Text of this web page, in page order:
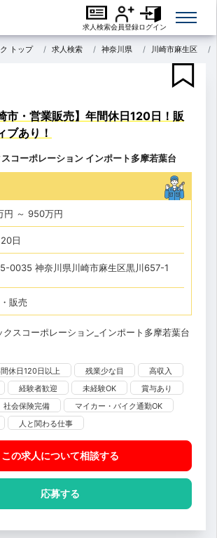
求人検索会員登録ログイン
トップ 求人検索 神奈川県 川崎市麻生区
市・営業販売】年間休日120日！販
ブあり！
コーポレーション インポート多摩若葉台
円 ～ 950万円
日
0035 神奈川県川崎市麻生区黒川657-1
販売
休日120日以上 残業少な目
高収入
経験者歓迎 未経験OK
賞与あり
社会保険完備
マイカー・バイク通勤OK
人と関わる仕事
この求人について相談する
応募する